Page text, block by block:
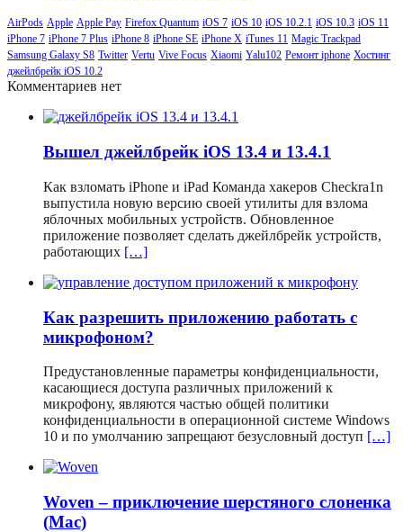
AirPods Apple Apple Pay Firefox Quantum iOS 7 iOS 10 iOS 10.2.1 iOS 10.3 iOS 11
iPhone 7 iPhone 7 Plus iPhone 8 iPhone SE iPhone X iTunes 11 Magic Trackpad
Samsung Galaxy S8 Twitter Vertu Vive Focus Xiaomi Yalu102 Ремонт iphone Хостинг
джейлбрейк iOS 10.2
Комментариев нет
Вышел джейлбрейк iOS 13.4 и 13.4.1
Как взломать iPhone и iPad Команда хакеров Checkra1n
выпустила новую версию своей утилиты для взлома
яблочных мобильных устройств. Обновленное
приложение позволяет сделать джейлбрейк устройств,
работающих […]
Как разрешить приложению работать с
микрофоном?
Предустановленные параметры конфиденциальности,
касающиеся доступа различных приложений к
микрофону, являются частью общей политики
конфиденциальности в операционной системе Windows
10 и по умолчанию запрещают безусловный доступ […]
Woven – приключение шерстяного слоненка
(Mac)